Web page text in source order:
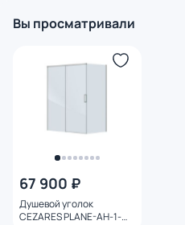
Вы просматривали
67 900 ₽
Душевой уголок
CEZARES PLANE-AH-1-